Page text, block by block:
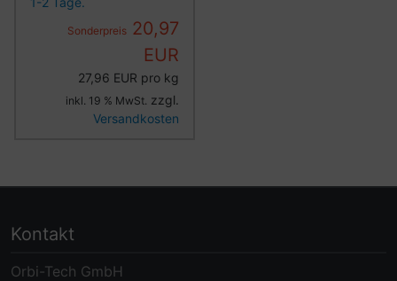
Sonderpreis 20,97
EUR
27,96 EUR pro kg
inkl. 19 % MwSt. zzgl.
Versandkosten
Kontakt
Orbi-Tech GmbH